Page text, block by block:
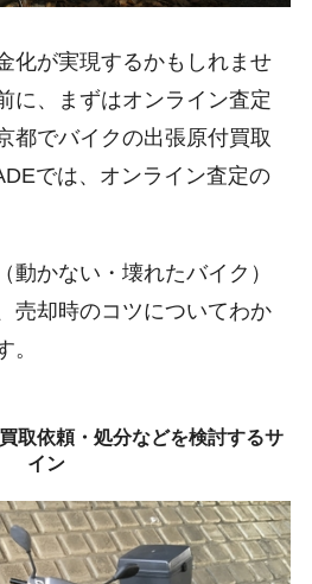
化が実現するかもしれませ
に、まずはオンライン査定
都でバイクの出張原付買取
では、オンライン査定の
動かない・壊れたバイク）
売却時のコツについてわか
。
取依頼・処分などを検討するサ
イン